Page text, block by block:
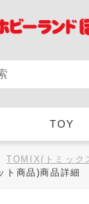
TOY
TOMIX(トミック
ト商品)商品詳細